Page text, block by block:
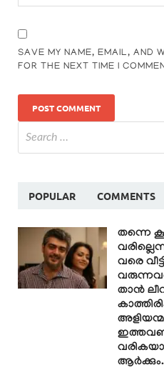
SAVE MY NAME, EMAIL, AND
FOR THE NEXT TIME I
POPULAR COMMENTS
തന്നെ
വരെ
താൻ
ഇത്തവണ